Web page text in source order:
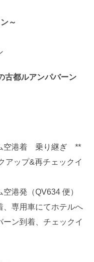
～
都ルアンパバーン
空港着 乗り継ぎ **
アップ&再チェックイ
港発（QV634 便）
専用車にてホテルへ
ン到着、チェックイ